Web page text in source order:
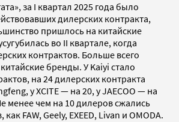
за I квартал 2025 года было
дилерских контракта,
пришлось на китайские
во II квартале, когда
контрактов. Больше всего
бренды. У Kaiyi стало
на 24 дилерских контракта
у XCITE — на 20, у JAECOO — на
менее чем на 10 дилеров сжались
FAW, Geely, EXEED, Livan и OMODA.